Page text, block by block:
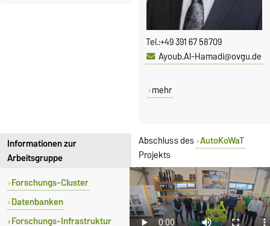
Tel.:+49 391 67 58709
Ayoub.Al-Hamadi@ovgu.de
mehr
Informationen zur
Arbeitsgruppe
Forschungs-Cluster
Datenbanken
Forschungs-Infrastruktur
Abschluss des AutoKoWaT
Projekts